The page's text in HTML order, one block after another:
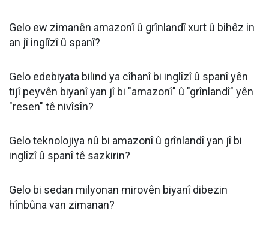
Gelo ew zimanên amazonî û grînlandî xurt û bihêz in
an jî inglîzî û spanî?
Gelo edebiyata bilind ya cîhanî bi inglîzî û spanî yên
tijî peyvên biyanî yan jî bi "amazonî" û "grînlandî" yên
"resen" tê nivîsîn?
Gelo teknolojiya nû bi amazonî û grînlandî yan jî bi
inglîzî û spanî tê sazkirin?
Gelo bi sedan milyonan mirovên biyanî dibezin
hînbûna van zimanan?